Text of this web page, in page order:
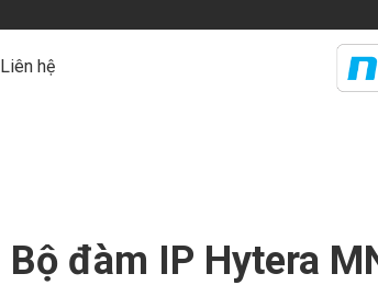
Liên hệ
Bộ đàm IP Hytera